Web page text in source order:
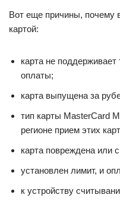
Вот еще причины, почему
картой:
карта не поддерживает
оплаты;
карта выпущена за
тип карты MasterCard
регионе прием этих
карта повреждена или
установлен лимит, и
к устройству